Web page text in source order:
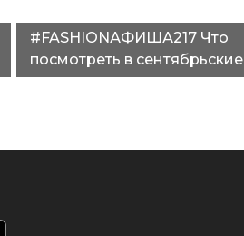
#FASHIONАФИША217 Что
посмотреть в сентябрьские
выходные"